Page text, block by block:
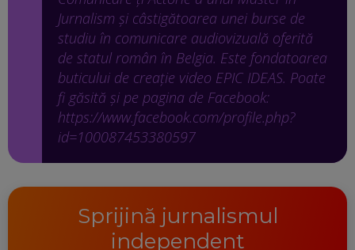
Jurnalism și câstigătoarea unei burse de
studiu în comunicare audiovizuală oferită
de statul român în Belgia. Este fondatoarea
buticului de creație video EPIC IDEAS. Poate
fi găsită și pe pagina de Facebook:
https://www.facebook.com/profile.php?
id=100087453380597
Sprijină jurnalismul
independent